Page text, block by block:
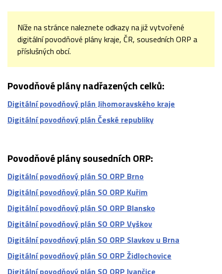
Níže na stránce naleznete odkazy na již vytvořené
digitální povodňové plány kraje, ČR, sousedních ORP a
příslušných obcí.
Povodňové plány nadřazených celků:
Digitální povodňový plán Jihomoravského kraje
Digitální povodňový plán České republiky
Povodňové plány sousedních ORP:
Digitální povodňový plán SO ORP Brno
Digitální povodňový plán SO ORP Kuřim
Digitální povodňový plán SO ORP Blansko
Digitální povodňový plán SO ORP Vyškov
Digitální povodňový plán SO ORP Slavkov u Brna
Digitální povodňový plán SO ORP Židlochovice
Digitální povodňový plán SO ORP Ivančice